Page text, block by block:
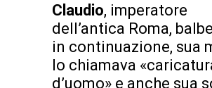
Claudio, imperatore
dell’antica Roma,
in continuazione, sua
lo chiamava
d’uomo» e anche sua